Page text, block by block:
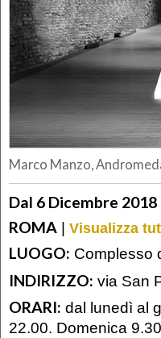
Marco Manzo,
Dal 6 Dicembre
ROMA | Visualizza
LUOGO: Complesso
INDIRIZZO: via San
ORARI: dal lunedì al
22.00. Domenica